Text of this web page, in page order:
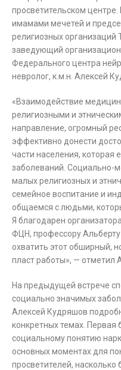
просветительском
имамами мечетей и
религиозных организаций
заведующий
Федерального центра
невролог, к.м.н. Алексей
«Взаимодействие
религиозными и
направление, огромный
эффективно донести
части населения, которая
заболеваний. Социально-
малых религиозных и
семейное воспитание и
общаемся с людьми,
Я благодарен
ФЦН, профессору
охватить этот обширный,
пласт работы», — отметил
На предыдущей встрече
социально значимых
Алексей Кудряшов
конкретных темах.
социальному понятию
основных моментах для
просветителей,